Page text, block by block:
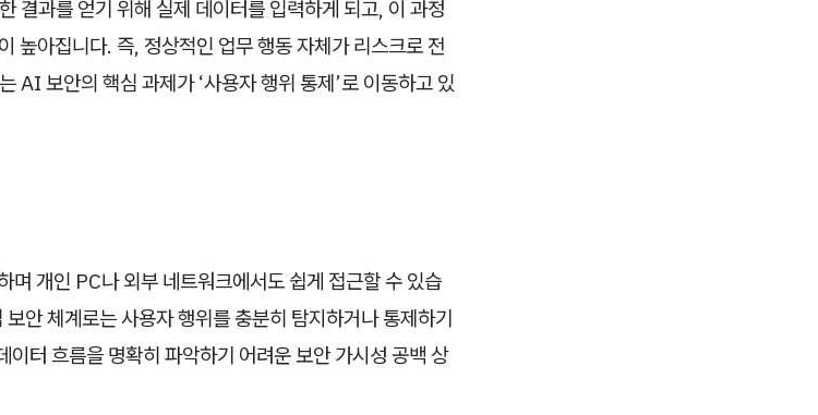
결과를 얻기 위해 실제 데이터를 입력하게 되고, 이 과정
높아집니다. 즉, 정상적인 업무 행동 자체가 리스크로 전
AI 보안의 핵심 과제가 ‘사용자 행위 통제’로 이동하고 있
며 개인 PC나 외부 네트워크에서도 쉽게 접근할 수 있습
안 체계로는 사용자 행위를 충분히 탐지하거나 통제하기
이터 흐름을 명확히 파악하기 어려운 보안 가시성 공백 상